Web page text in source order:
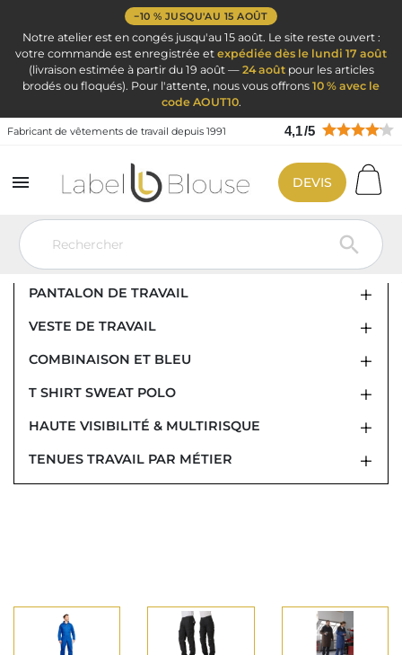
−10 % JUSQU'AU 15 AOÛT
Notre atelier est en congés jusqu'au 15 août. Le site reste ouvert :
votre commande est enregistrée et expédiée dès le lundi 17 août
(livraison estimée à partir du 19 août — 24 aoûtpour les articles
brodés ou floqués). Pour l'attente, nous vous offrons 10 % avec le
code AOUT10.
Fabricant de vêtements de travail depuis 1991 4,1/5


DEVIS
Vêtement de travail Vêtement de travail
VÊTEMENT DE TRAVAIL
PANTALON DE TRAVAIL
VESTE DE TRAVAIL
COMBINAISON ET BLEU
T SHIRT SWEAT POLO
HAUTE VISIBILITÉ & MULTIRISQUE
TENUES TRAVAIL PAR MÉTIER